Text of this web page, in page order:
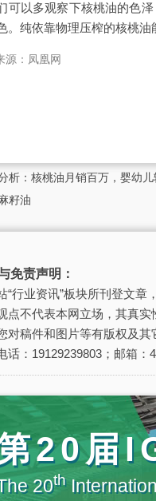
可以多观察下核桃油的色
。纯依靠物理压榨的核桃油
源：凤凰网
析：核桃油月销百万，婴幼
籽油
免责声明：
“行业资讯”板块所刊登文章
点不代表本网立场，其真实
对稿件和图片等有版权及其
话：19129239803；邮箱：
20届
20th